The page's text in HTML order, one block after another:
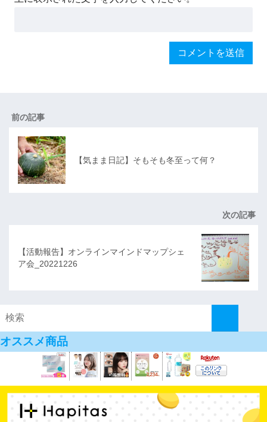
前の記事
【気まま日記】そもそも冬至って何？
次の記事
【活動報告】オンラインマインドマップシェ
ア会_20221226
オススメ商品